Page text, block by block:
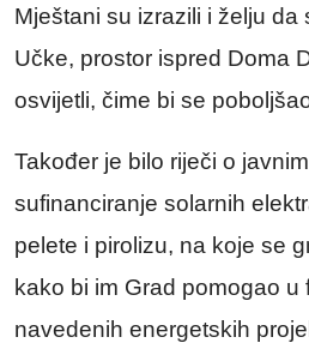
Mještani su izrazili i želju da
Učke, prostor ispred Doma
osvijetli, čime bi se
Također je bilo riječi o
sufinanciranje solarnih
pelete i pirolizu, na koje se
kako bi im Grad pomogao u
navedenih energetskih